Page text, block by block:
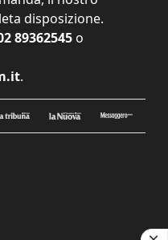
disposizione.
89362545 o
.